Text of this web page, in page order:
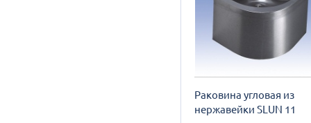
Раковина угловая из
нержавейки SLUN 11